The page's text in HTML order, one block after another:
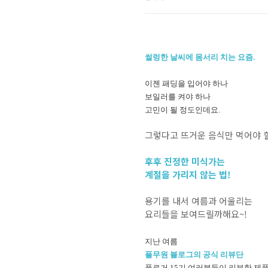
썰렁한 날씨에 몸서리 치는 요즘.
이젠 패딩을 입어야 하나
보일러를 켜야 하나
고민이 될 정도인데요.
그렇다고 뜨거운 음식만 먹어야
후후 진정한 미식가는
계절을 가리지 않는 법!
용기를 내서 여름과 어울리는
요리들을 보여드릴까해요~!
지난 여름
풀무원 블로그의 공식 리뷰단